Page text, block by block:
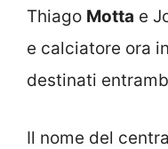
Thiago Motta e
e calciatore ora
destinati
Il nome del